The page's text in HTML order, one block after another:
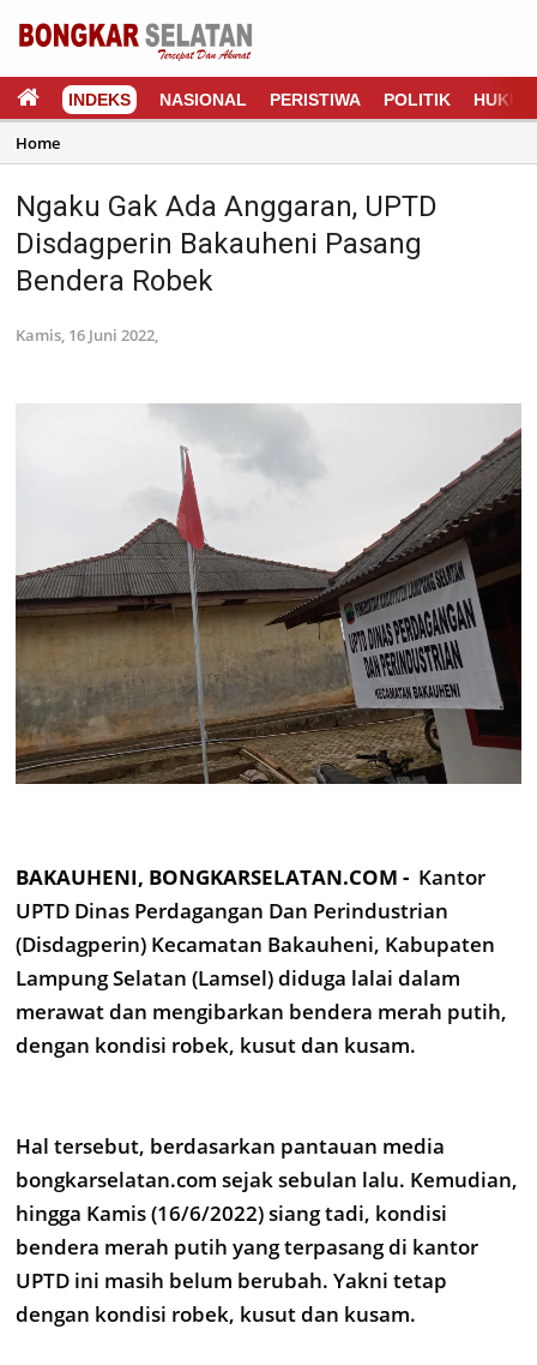
INDEKS NASIONAL PERISTIWA POLITIK HUKUM
Home
Ngaku Gak Ada Anggaran, UPTD
Disdagperin Bakauheni Pasang
Bendera Robek
Kamis, 16 Juni 2022,
BAKAUHENI, BONGKARSELATAN.COM - Kantor
UPTD Dinas Perdagangan Dan Perindustrian
(Disdagperin) Kecamatan Bakauheni, Kabupaten
Lampung Selatan (Lamsel) diduga lalai dalam
merawat dan mengibarkan bendera merah putih,
dengan kondisi robek, kusut dan kusam.
Hal tersebut, berdasarkan pantauan media
bongkarselatan.com sejak sebulan lalu. Kemudian,
hingga Kamis (16/6/2022) siang tadi, kondisi
bendera merah putih yang terpasang di kantor
UPTD ini masih belum berubah. Yakni tetap
dengan kondisi robek, kusut dan kusam.